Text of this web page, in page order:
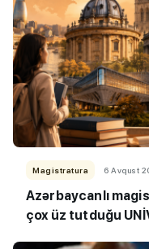
Magistratura 6 Avqust
Azərbaycanlı
çox üz tutduğu